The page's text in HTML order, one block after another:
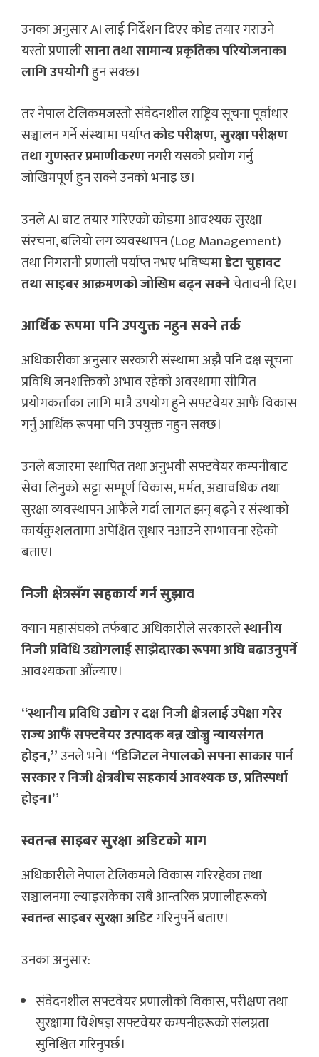
उनका अनुसार AI लाई निर्देशन दिएर कोड तयार गराउने
यस्तो प्रणालीसाना तथा सामान्य प्रकृतिका परियोजनाका
लागि उपयोगीहुन सक्छ।
तर नेपाल टेलिकमजस्तो संवेदनशील राष्ट्रिय सूचना पूर्वाधार
सञ्चालन गर्ने संस्थामा पर्याप्तकोड परीक्षण, सुरक्षा परीक्षण
तथा गुणस्तर प्रमाणीकरणनगरी यसको प्रयोग गर्नु
जोखिमपूर्ण हुन सक्ने उनको भनाइ छ।
उनले AI बाट तयार गरिएको कोडमा आवश्यक सुरक्षा
संरचना, बलियो लग व्यवस्थापन (Log Management)
तथा निगरानी प्रणाली पर्याप्त नभए भविष्यमाडेटा चुहावट
तथा साइबर आक्रमणको जोखिम बढ्न सक्नेचेतावनी दिए।
आर्थिक रूपमा पनि उपयुक्त नहुन सक्ने तर्क
अधिकारीका अनुसार सरकारी संस्थामा अझै पनि दक्ष सूचना
प्रविधि जनशक्तिको अभाव रहेको अवस्थामा सीमित
प्रयोगकर्ताका लागि मात्रै उपयोग हुने सफ्टवेयर आफैं विकास
गर्नु आर्थिक रूपमा पनि उपयुक्त नहुन सक्छ।
उनले बजारमा स्थापित तथा अनुभवी सफ्टवेयर कम्पनीबाट
सेवा लिनुको सट्टा सम्पूर्ण विकास, मर्मत, अद्यावधिक तथा
सुरक्षा व्यवस्थापन आफैंले गर्दा लागत झन् बढ्ने र संस्थाको
कार्यकुशलतामा अपेक्षित सुधार नआउने सम्भावना रहेको
बताए।
निजी क्षेत्रसँग सहकार्य गर्न सुझाव
क्यान महासंघको तर्फबाट अधिकारीले सरकारलेस्थानीय
निजी प्रविधि उद्योगलाई साझेदारका रूपमा अघि बढाउनुपर्ने
आवश्यकता औंल्याए।
“स्थानीय प्रविधि उद्योग र दक्ष निजी क्षेत्रलाई उपेक्षा गरेर
राज्य आफैं सफ्टवेयर उत्पादक बन्न खोज्नु न्यायसंगत
होइन,”उनले भने। “डिजिटल नेपालको सपना साकार पार्न
सरकार र निजी क्षेत्रबीच सहकार्य आवश्यक छ, प्रतिस्पर्धा
होइन।”
स्वतन्त्र साइबर सुरक्षा अडिटको माग
अधिकारीले नेपाल टेलिकमले विकास गरिरहेका तथा
सञ्चालनमा ल्याइसकेका सबै आन्तरिक प्रणालीहरूको
स्वतन्त्र साइबर सुरक्षा अडिटगरिनुपर्ने बताए।
उनका अनुसार:
संवेदनशील सफ्टवेयर प्रणालीको विकास, परीक्षण तथा
सुरक्षामा विशेषज्ञ सफ्टवेयर कम्पनीहरूको संलग्नता
सुनिश्चित गरिनुपर्छ।